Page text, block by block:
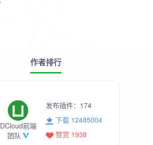
作者排行
DCloud前端
团队
发布插件： 174
下载 12485004
赞赏 1938